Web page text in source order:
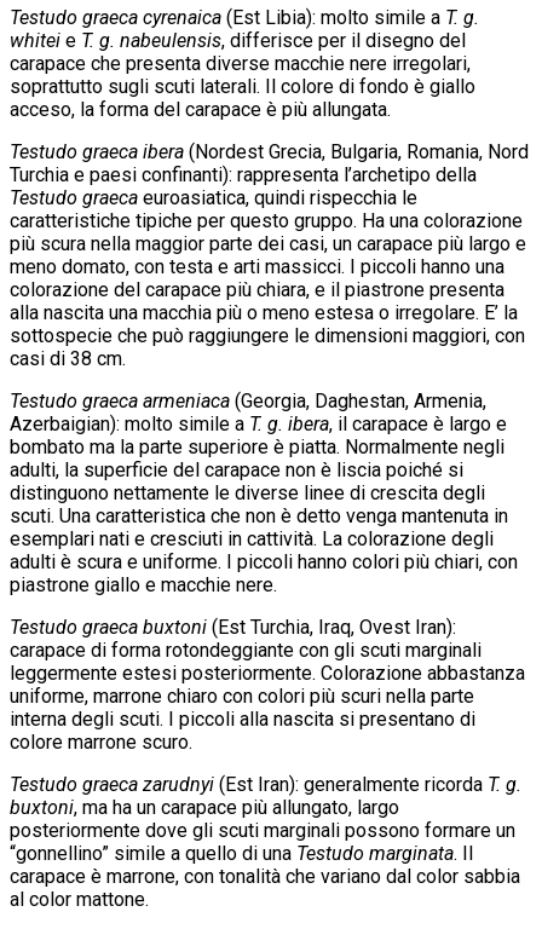
Testudo graeca cyrenaica (Est Libia): molto simile a T. g.
whitei e T. g. nabeulensis, differisce per il disegno del
carapace che presenta diverse macchie nere irregolari,
soprattutto sugli scuti laterali. Il colore di fondo è giallo
acceso, la forma del carapace è più allungata.
Testudo graeca ibera (Nordest Grecia, Bulgaria, Romania, Nord
Turchia e paesi confinanti): rappresenta l’archetipo della
Testudo graeca euroasiatica, quindi rispecchia le
caratteristiche tipiche per questo gruppo. Ha una colorazione
più scura nella maggior parte dei casi, un carapace più largo e
meno domato, con testa e arti massicci. I piccoli hanno una
colorazione del carapace più chiara, e il piastrone presenta
alla nascita una macchia più o meno estesa o irregolare. E’ la
sottospecie che può raggiungere le dimensioni maggiori, con
casi di 38 cm.
Testudo graeca armeniaca (Georgia, Daghestan, Armenia,
Azerbaigian): molto simile a T. g. ibera, il carapace è largo e
bombato ma la parte superiore è piatta. Normalmente negli
adulti, la superficie del carapace non è liscia poiché si
distinguono nettamente le diverse linee di crescita degli
scuti. Una caratteristica che non è detto venga mantenuta in
esemplari nati e cresciuti in cattività. La colorazione degli
adulti è scura e uniforme. I piccoli hanno colori più chiari, con
piastrone giallo e macchie nere.
Testudo graeca buxtoni (Est Turchia, Iraq, Ovest Iran):
carapace di forma rotondeggiante con gli scuti marginali
leggermente estesi posteriormente. Colorazione abbastanza
uniforme, marrone chiaro con colori più scuri nella parte
interna degli scuti. I piccoli alla nascita si presentano di
colore marrone scuro.
Testudo graeca zarudnyi (Est Iran): generalmente ricorda T. g.
buxtoni, ma ha un carapace più allungato, largo
posteriormente dove gli scuti marginali possono formare un
“gonnellino” simile a quello di una Testudo marginata. Il
carapace è marrone, con tonalità che variano dal color sabbia
al color mattone.